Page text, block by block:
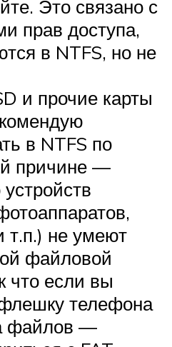
Это связано с
прав доступа,
в NTFS, но не
и прочие карты
в NTFS по
причине —
т.п.) не умеют
файловой
что если вы
телефона
файлов —